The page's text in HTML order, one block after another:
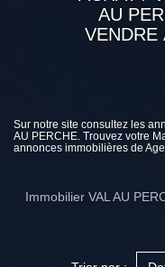
AU
VENDRE
Sur notre site consultez les
AU PERCHE. Trouvez votre
annonces immobilières de
Immobilier VAL AU